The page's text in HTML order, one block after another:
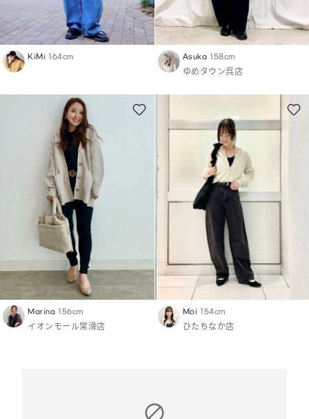
KiMi 164cm Asuka 158cm
ゆめタウン呉店
Marina 156cm
イオンモール常滑店
Moi 154cm
ひたちなか店